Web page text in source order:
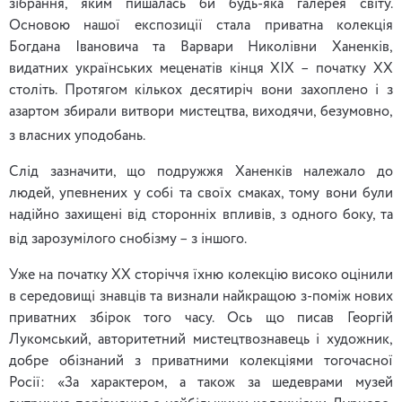
зібрання, яким пишалась би будь-яка галерея світу.
Основою нашої експозиції стала приватна колекція
Богдана Івановича та Варвари Николівни Ханенків,
видатних українських меценатів кінця ХІХ – початку ХХ
століть. Протягом кількох десятиріч вони захоплено і з
азартом збирали витвори мистецтва, виходячи, безумовно,
з власних уподобань.
Слід зазначити, що подружжя Ханенків належало до
людей, упевнених у собі та своїх смаках, тому вони були
надійно захищені від сторонніх впливів, з одного боку, та
від зарозумілого снобізму – з іншого.
Уже на початку ХХ сторіччя їхню колекцію високо оцінили
в середовищі знавців та визнали найкращою з-поміж нових
приватних збірок того часу. Ось що писав Георгій
Лукомський, авторитетний мистецтвознавець і художник,
добре обізнаний з приватними колекціями тогочасної
Росії: «За характером, а також за шедеврами музей